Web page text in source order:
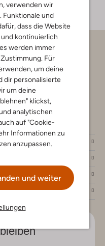
verwenden wir
Funktionale und
dass die Website
kontinuierlich
werden immer
Für
um deine
dir personalisierte
um deine
klickst,
analytischen
auf "Cookie-
Informationen zu
anzupassen.
und weiter